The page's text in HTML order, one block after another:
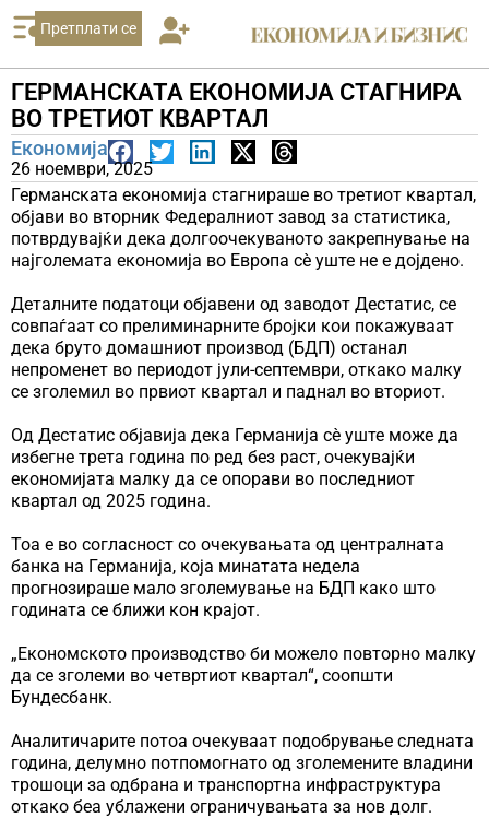
Претплати се
ГЕРМАНСКАТА ЕКОНОМИЈА СТАГНИРА
ВО ТРЕТИОТ КВАРТАЛ
Економија
26 ноември, 2025
Германската економија стагнираше во третиот квартал,
објави во вторник Федералниот завод за статистика,
потврдувајќи дека долгоочекуваното закрепнување на
најголемата економија во Европа сè уште не е дојдено.
Деталните податоци објавени од заводот Дестатис, се
совпаѓаат со прелиминарните бројки кои покажуваат
дека бруто домашниот производ (БДП) останал
непроменет во периодот јули-септември, откако малку
се зголемил во првиот квартал и паднал во вториот.
Од Дестатис објавија дека Германија сè уште може да
избегне трета година по ред без раст, очекувајќи
економијата малку да се опорави во последниот
квартал од 2025 година.
Тоа е во согласност со очекувањата од централната
банка на Германија, која минатата недела
прогнозираше мало зголемување на БДП како што
годината се ближи кон крајот.
„Економското производство би можело повторно малку
да се зголеми во четвртиот квартал“, соопшти
Бундесбанк.
Аналитичарите потоа очекуваат подобрување следната
година, делумно потпомогнато од зголемените владини
трошоци за одбрана и транспортна инфраструктура
откако беа ублажени ограничувањата за нов долг.